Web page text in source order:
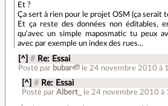
Et ?
Ça sert à rien pour le projet OSM (ça serait
Et ça reste des données non éditables,
qu'avec un simple maposmatic tu peux
avec par exemple un index des rues...
[^] # Re: Essai
Posté par bubar🦥 le 24 novembre 2010 à
[^] # Re: Essai
Posté parAlbert_ le 24 novembre 2010 à